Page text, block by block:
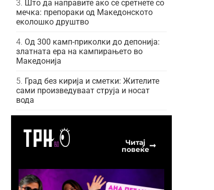
Што да направите ако се сретнете со
мечка: препораки од Македонското
еколошко друштво
Од 300 камп-приколки до депонија:
златната ера на кампирањето во
Македонија
Град без кирија и сметки: Жителите
сами произведуваат струја и носат
вода
Читај
повеќе